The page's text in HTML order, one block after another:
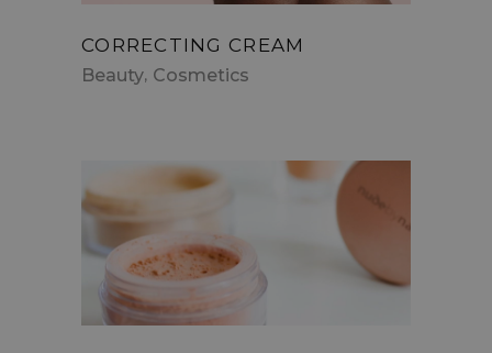
CORRECTING CREAM
Beauty Cosmetics